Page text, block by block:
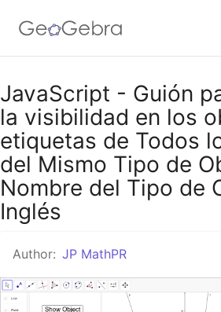
Google Classroom
GeoGebra Classroom
JavaScript - Guión
la visibilidad en los
etiquetas de Todos
del Mismo Tipo de
Nombre del Tipo de
Inglés
Author: JP MathPR